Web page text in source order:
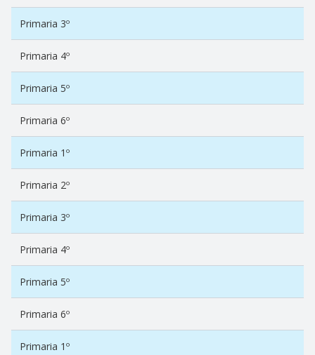
Primaria 3º
Primaria 4º
Primaria 5º
Primaria 6º
Primaria 1º
Primaria 2º
Primaria 3º
Primaria 4º
Primaria 5º
Primaria 6º
Primaria 1º